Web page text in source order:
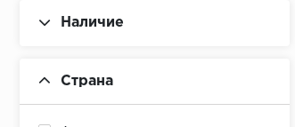
Наличие
Страна